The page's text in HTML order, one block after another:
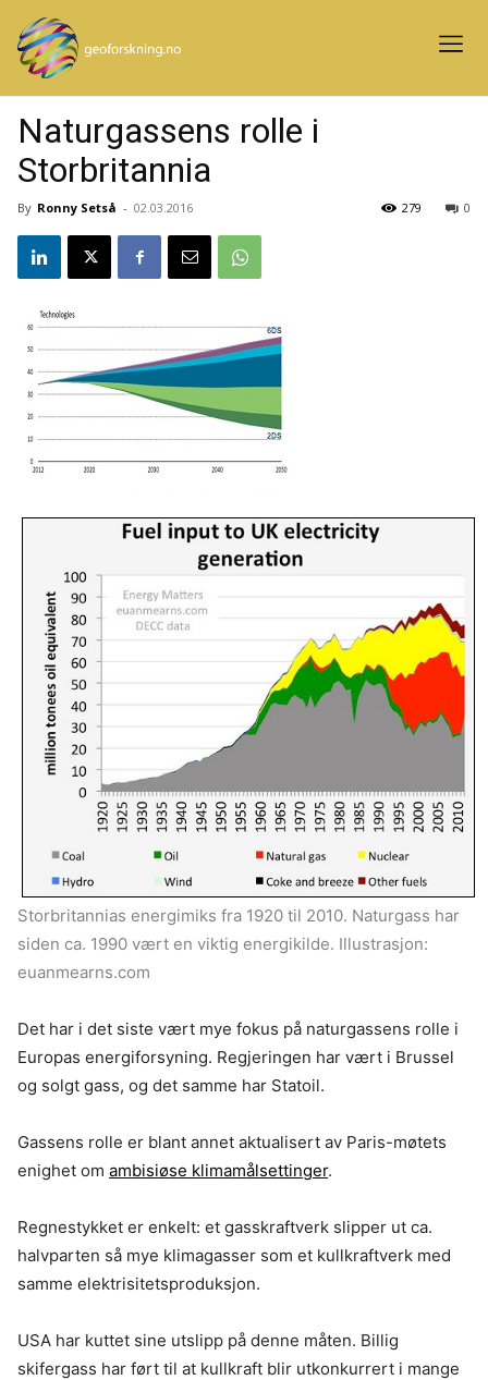
Naturgassens rolle i
Storbritannia
By Ronny Setså - 02.03.2016 0
279
Storbritannias energimiks fra 1920 til 2010. Naturgass har
siden ca. 1990 vært en viktig energikilde. Illustrasjon:
euanmearns.com
Det har i det siste vært mye fokus på naturgassens rolle i
Europas energiforsyning. Regjeringen har vært i Brussel
og solgt gass, og det samme har Statoil.
Gassens rolle er blant annet aktualisert av Paris-møtets
enighet om ambisiøse klimamålsettinger.
Regnestykket er enkelt: et gasskraftverk slipper ut ca.
halvparten så mye klimagasser som et kullkraftverk med
samme elektrisitetsproduksjon.
USA har kuttet sine utslipp på denne måten. Billig
skifergass har ført til at kullkraft blir utkonkurrert i mange